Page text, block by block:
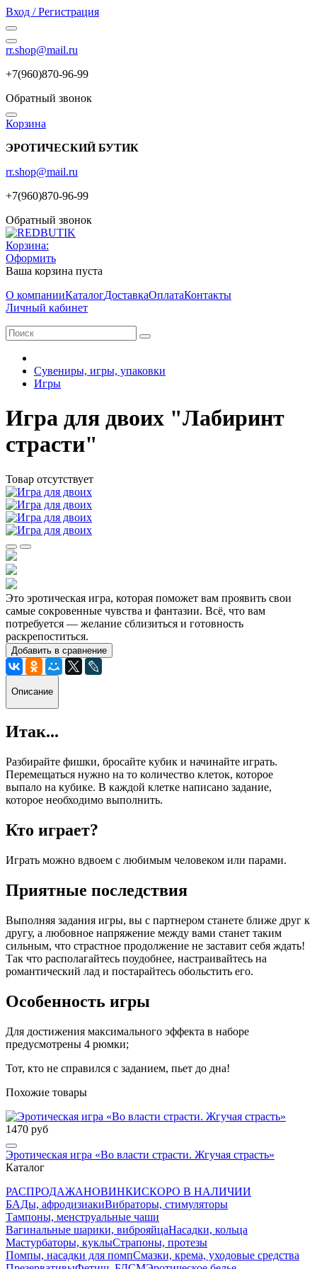
Вход / Регистрация
rr.shop@mail.ru
+7(960)870-96-99
Обратный звонок
Корзина
ЭРОТИЧЕСКИЙ БУТИК
rr.shop@mail.ru
+7(960)870-96-99
Обратный звонок
Корзина:
Оформить
Ваша корзина пуста
О компанииКаталогДоставкаОплатаКонтакты
Личный кабинет
Сувениры, игры, упаковки
Игры
Игра для двоих "Лабиринт
страсти"
Товар отсутствует
Это эротическая игра, которая поможет вам проявить свои
самые сокровенные чувства и фантазии. Всё, что вам
потребуется — желание сблизиться и готовность
раскрепоститься.
Добавить в сравнение
Описание
Итак...
Разбирайте фишки, бросайте кубик и начинайте играть.
Перемещаться нужно на то количество клеток, которое
выпало на кубике. В каждой клетке написано задание,
которое необходимо выполнить.
Кто играет?
Играть можно вдвоем с любимым человеком или парами.
Приятные последствия
Выполняя задания игры, вы с партнером станете ближе друг к
другу, а любовное напряжение между вами станет таким
сильным, что страстное продолжение не заставит себя ждать!
Так что располагайтесь поудобнее, настраивайтесь на
романтический лад и постарайтесь обольстить его.
Особенность игры
Для достижения максимального эффекта в наборе
предусмотрены 4 рюмки;
Тот, кто не справился с заданием, пьет до дна!
Похожие товары
1470 руб
Эротическая игра «Во власти страсти. Жгучая страсть»
Каталог
РАСПРОДАЖАНОВИНКИСКОРО В НАЛИЧИИ
БАДы, афродизиакиВибраторы, стимуляторы
Тампоны, менструальные чаши
Вагинальные шарики, виброяйцаНасадки, кольца
Мастурбаторы, куклыСтрапоны, протезы
Помпы, насадки для помпСмазки, крема, уходовые средства